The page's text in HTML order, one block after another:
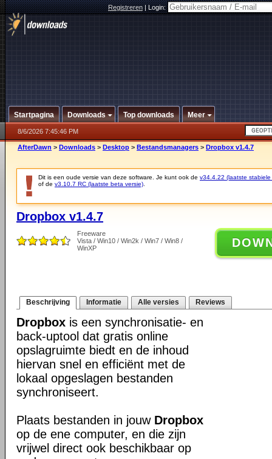
Registreren|Login:
Startpagina Downloads Top downloads Meer
8/6/2026 7:45:46 PM
AfterDawn > Downloads > Desktop > Bestandsmanagers > Dropbox v1.4.7
Dit is een oude versie van deze software. Je kunt ook de v34.4.22 (laatste stabiele
of de v3.10.7 RC (laatste beta versie)
Dropbox v1.4.7
Freeware
Vista / Win10 / Win2k / Win7 / Win8 /
WinXP
Beschrijving Informatie Alle versies Reviews
Dropbox is een synchronisatie- en
back-uptool dat gratis online
opslagruimte biedt en de inhoud
hiervan snel en efficiënt met de
lokaal opgeslagen bestanden
synchroniseert.
Plaats bestanden in jouw Dropbox
op de ene computer, en die zijn
vrijwel direct ook beschikbaar op